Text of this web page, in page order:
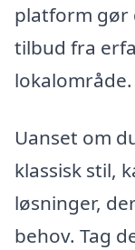
platform gør
tilbud fra
lokalområde.
Uanset om
klassisk stil,
løsninger,
behov. Tag